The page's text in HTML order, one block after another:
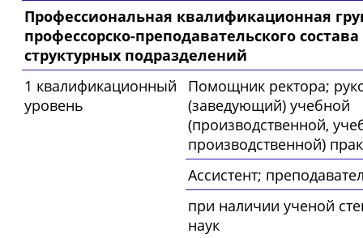
Профессиональная квалификационная
профессорско-преподавательского
структурных подразделений
1 квалификационный
уровень
Помощник ректора;
(заведующий) учебной
(производственной,
производственной)
Ассистент;
при наличии ученой
наук